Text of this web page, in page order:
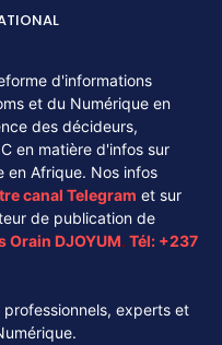
d'informations
et du Numérique en
des décideurs,
en matière d'infos sur
en Afrique. Nos infos
canal Telegram et sur
de publication de
Orain DJOYUM. Tél: +237
experts et